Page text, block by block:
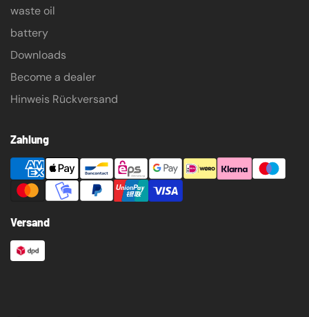
waste oil
battery
Downloads
Become a dealer
Hinweis Rückversand
Zahlung
Versand